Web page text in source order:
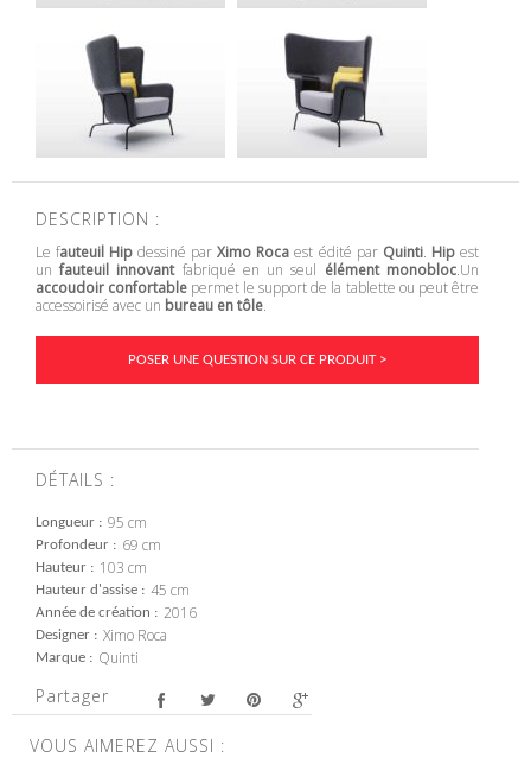
DESCRIPTION :
Le fauteuil Hip dessiné parXimo Roca est édité par Quinti. Hipest
unfauteuil innovantfabriqué en un seul élément monobloc.Un
accoudoir confortable permet le support de la tablette ou peut être
accessoirisé avec un bureau en tôle.
POSER UNE QUESTION SUR CE PRODUIT >
DÉTAILS :
Longueur 95 cm
Profondeur 69 cm
Hauteur 103 cm
Hauteur d'assise 45 cm
Année de création 2016
Designer Ximo Roca
Marque Quinti
Partager
VOUS AIMEREZ AUSSI :